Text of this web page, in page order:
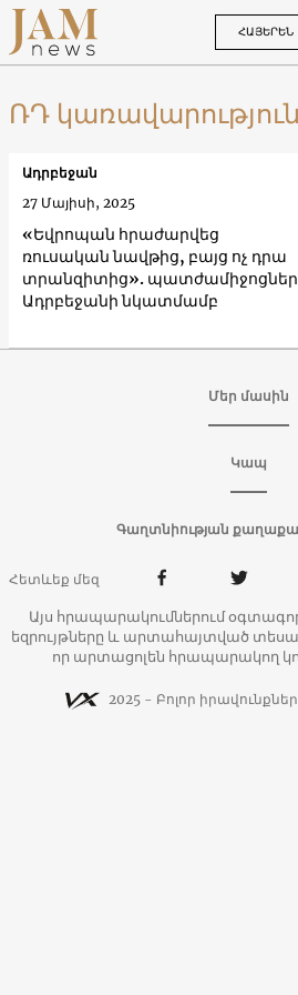
ՀԱՅԵՐԵՆ
ՌԴ կառավարություն
«Եվրոպան հրաժարվեց
ռուսական նավթից, բայց ոչ դրա
տրանզիտից». պատժամիջոցներ
Ադրբեջանի նկատմամբ
Ադրբեջան
27 Մայիսի, 2025
Մեր մասին
Կապ
Գաղտնիության
Հետևեք մեզ
Այս հրապարակումներում
եզրույթները և արտահայտված
որ արտացոլեն հրապարակող
2025 - Բոլոր